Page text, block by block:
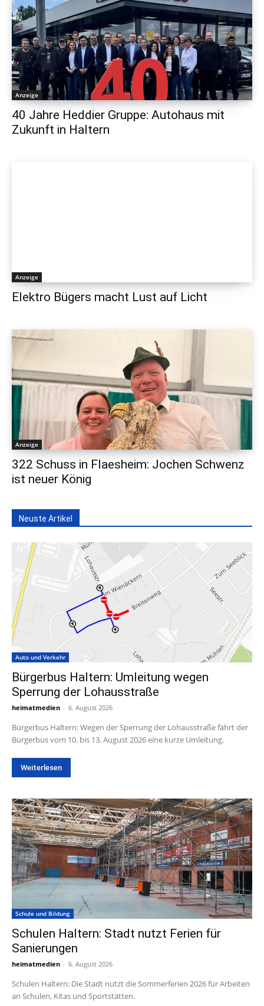
Anzeige
40 Jahre Heddier Gruppe: Autohaus mit
Zukunft in Haltern
Anzeige
Elektro Bügers macht Lust auf Licht
Anzeige
322 Schuss in Flaesheim: Jochen Schwenz
ist neuer König
Neuste Artikel
Auto und Verkehr
Bürgerbus Haltern: Umleitung wegen
Sperrung der Lohausstraße
heimatmedien - 6. August 2026
Bürgerbus Haltern: Wegen der Sperrung der Lohausstraße fährt der
Bürgerbus vom 10. bis 13. August 2026 eine kurze Umleitung.
Weiterlesen
Schule und Bildung
Schulen Haltern: Stadt nutzt Ferien für
Sanierungen
heimatmedien - 6. August 2026
Schulen Haltern: Die Stadt nutzt die Sommerferien 2026 für Arbeiten
an Schulen, Kitas und Sportstätten.